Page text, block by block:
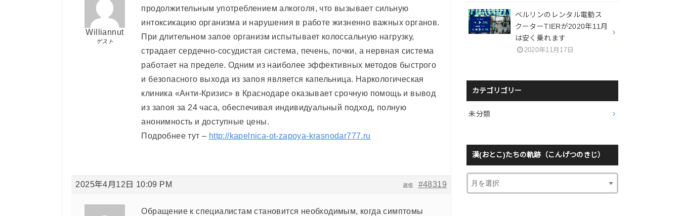
Williannut
ゲスト
продолжительным употреблением алкоголя, что вызывает сильную
интоксикацию организма и нарушения в работе жизненно важных органов.
При длительном запое организм испытывает колоссальную нагрузку,
страдает сердечно-сосудистая система, печень, почки, а нервная система
работает на пределе. Одним из наиболее эффективных методов быстрого
и безопасного выхода из запоя является капельница. Наркологическая
клиника «Анти-Кризис» в Краснодаре оказывает срочную помощь и вывод
из запоя за 24 часа, обеспечивая индивидуальный подход, полную
анонимность и доступные цены.
Подробнее тут – http://kapelnica-ot-zapoya-krasnodar777.ru
2025年4月12日 10:09 PM #48319
返信
Обращение к специалистам становится необходимым, когда симптомы
ベルリンのレンタル電動ス
クーターTIERが2020年11月
は安く乗れます
2020年11月17日
カテゴリゴリー
未分類
漢(おとこ)たちの軌跡（こんげつのきじ）